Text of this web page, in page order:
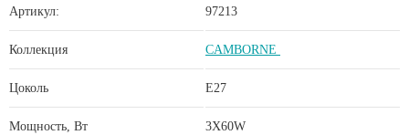
Артикул: 97213
Коллекция CAMBORNE
Цоколь E27
Мощность, Вт 3X60W